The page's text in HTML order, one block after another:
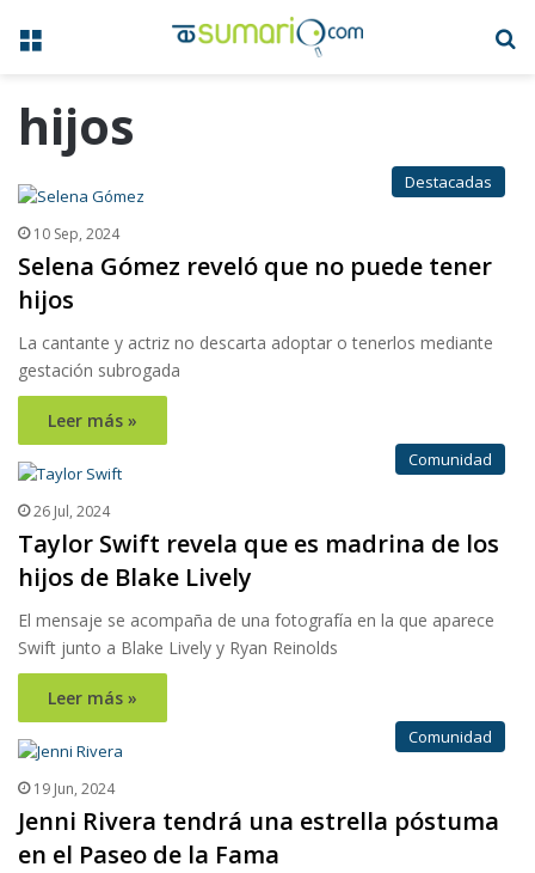
Menú
hijos
Destacadas
10 Sep, 2024
Selena Gómez reveló que no puede tener
hijos
La cantante y actriz no descarta adoptar o tenerlos mediante
gestación subrogada
Leer más »
Comunidad
26 Jul, 2024
Taylor Swift revela que es madrina de los
hijos de Blake Lively
El mensaje se acompaña de una fotografía en la que aparece
Swift junto a Blake Lively y Ryan Reinolds
Leer más »
Comunidad
19 Jun, 2024
Jenni Rivera tendrá una estrella póstuma
en el Paseo de la Fama